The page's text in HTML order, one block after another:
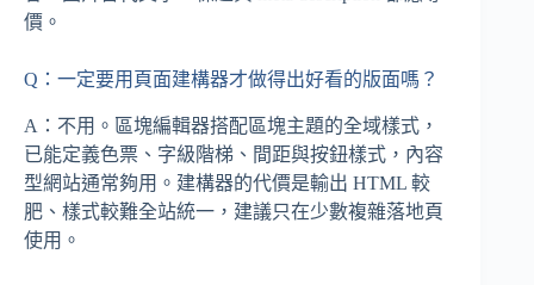
價。
Q：一定要用頁面建構器才做得出好看的版面嗎？
A：不用。區塊編輯器搭配區塊主題的全域樣式，
已能定義色票、字級階梯、間距與按鈕樣式，內容
型網站通常夠用。建構器的代價是輸出 HTML 較
肥、樣式較難全站統一，建議只在少數複雜落地頁
使用。